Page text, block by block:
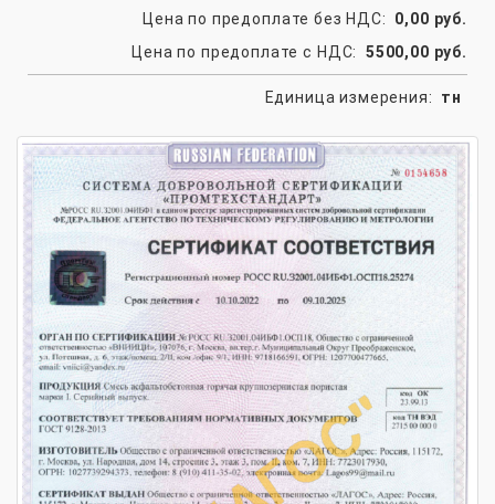
Цена по предоплате без НДС: 0,00 руб.
Цена по предоплате с НДС: 5500,00 руб.
Единица измерения: тн